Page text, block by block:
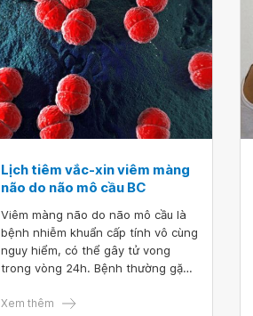
Lịch tiêm vắc-xin viêm màng
não do não mô cầu BC
Viêm màng não do não mô cầu là
bệnh nhiễm khuẩn cấp tính vô cùng
nguy hiểm, có thể gây tử vong
trong vòng 24h. Bệnh thường gặp
lan thành ổ dịch lớn do vi khuẩn có
Xem thêm